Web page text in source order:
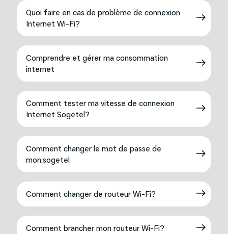
Quoi faire en cas de problème de connexion
Internet Wi-Fi?
Comprendre et gérer ma consommation
internet
Comment tester ma vitesse de connexion
Internet Sogetel?
Comment changer le mot de passe de
mon.sogetel
Comment changer de routeur Wi-Fi?
Comment brancher mon routeur Wi-Fi?